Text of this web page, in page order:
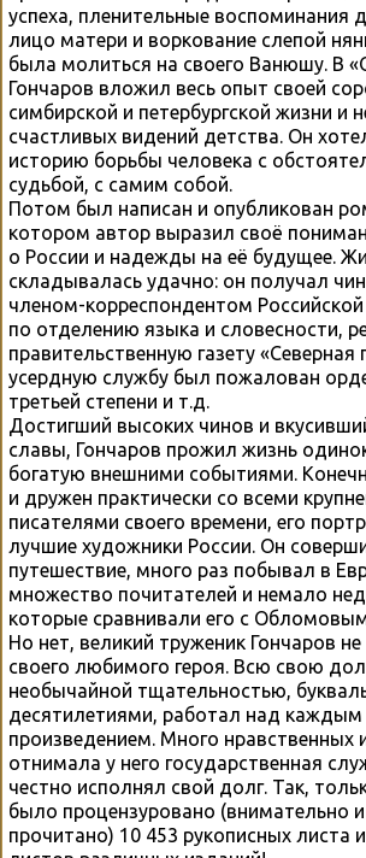
успеха, пленительные воспоминания
лицо матери и воркование слепой
была молиться на своего Ванюшу. В
Гончаров вложил весь опыт своей
симбирской и петербургской жизни и
счастливых видений детства. Он
историю борьбы человека с
судьбой, с самим собой.
Потом был написан и опубликован
котором автор выразил своё
о России и надежды на её будущее.
складывалась удачно: он получал
членом-корреспондентом
по отделению языка и словесности,
правительственную газету «Северная
усердную службу был пожалован
третьей степени и т.д.
Достигший высоких чинов и
славы, Гончаров прожил жизнь
богатую внешними событиями.
и дружен практически со всеми
писателями своего времени, его
лучшие художники России. Он
путешествие, много раз побывал в
множество почитателей и немало
которые сравнивали его с
Но нет, великий труженик Гончаров
своего любимого героя. Всю свою
необычайной тщательностью,
десятилетиями, работал над
произведением. Много нравственных
отнимала у него государственная
честно исполнял свой долг. Так,
было процензуровано (внимательно
прочитано) 10 453 рукописных листа